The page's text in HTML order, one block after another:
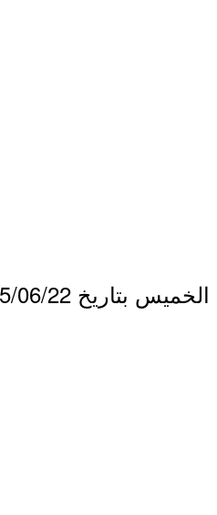
22هـ الموافق 2024/01/04م.